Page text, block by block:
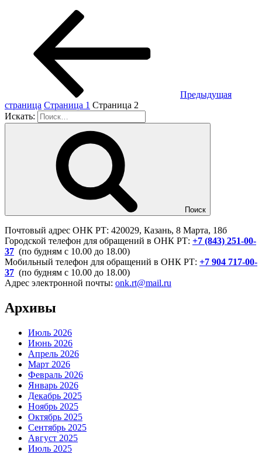
Предыдущая
страница Страница 1 Страница 2
Искать:
Поиск
Почтовый адрес ОНК РТ: 420029, Казань, 8 Марта, 18б
Городской телефон для обращений в ОНК РТ: +7 (843) 251-00-
37 (по будням с 10.00 до 18.00)
Мобильный телефон для обращений в ОНК РТ: +7 904 717-00-
37 (по будням с 10.00 до 18.00)
Адрес электронной почты: onk.rt@mail.ru
Архивы
Июль 2026
Июнь 2026
Апрель 2026
Март 2026
Февраль 2026
Январь 2026
Декабрь 2025
Ноябрь 2025
Октябрь 2025
Сентябрь 2025
Август 2025
Июль 2025